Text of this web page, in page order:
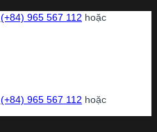
(+84) 965 567 112 hoặc
(+84) 965 567 112 hoặc